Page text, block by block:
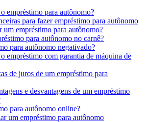
empréstimo para autônomo?
para fazer empréstimo para autônomo
um empréstimo para autônomo?
para autônomo no carnê?
para autônomo negativado?
empréstimo com garantia de máquina de
de juros de um empréstimo para
e desvantagens de um empréstimo
para autônomo online?
um empréstimo para autônomo